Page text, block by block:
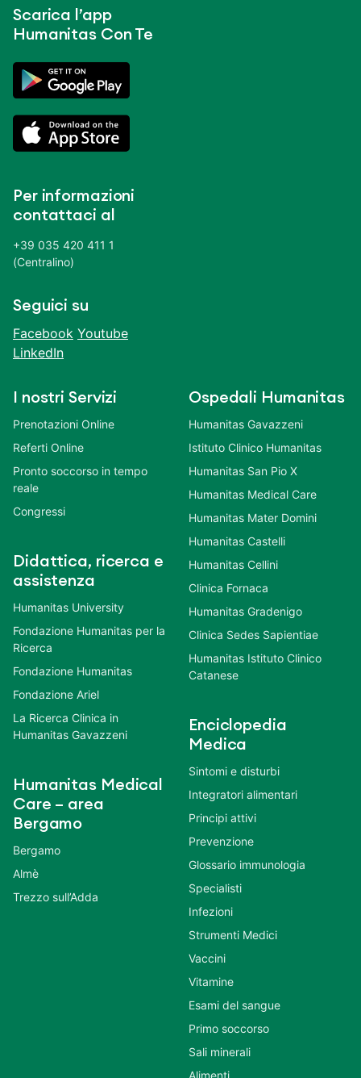
Scarica l’app
Humanitas Con Te
Per informazioni
contattaci al
+39 035 420 411 1
(Centralino)
Seguici su
Facebook Youtube
LinkedIn
I nostri Servizi
Prenotazioni Online
Referti Online
Pronto soccorso in tempo
reale
Congressi
Didattica, ricerca e
assistenza
Humanitas University
Fondazione Humanitas per la
Ricerca
Fondazione Humanitas
Fondazione Ariel
La Ricerca Clinica in
Humanitas Gavazzeni
Humanitas Medical
Care – area
Bergamo
Bergamo
Almè
Trezzo sull’Adda
Ospedali Humanitas
Humanitas Gavazzeni
Istituto Clinico Humanitas
Humanitas San Pio X
Humanitas Medical Care
Humanitas Mater Domini
Humanitas Castelli
Humanitas Cellini
Clinica Fornaca
Humanitas Gradenigo
Clinica Sedes Sapientiae
Humanitas Istituto Clinico
Catanese
Enciclopedia
Medica
Sintomi e disturbi
Integratori alimentari
Principi attivi
Prevenzione
Glossario immunologia
Specialisti
Infezioni
Strumenti Medici
Vaccini
Vitamine
Esami del sangue
Primo soccorso
Sali minerali